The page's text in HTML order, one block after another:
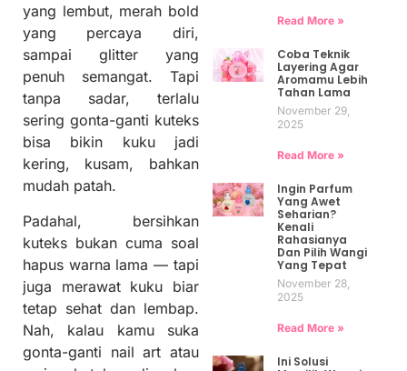
yang lembut, merah bold
yang percaya diri,
sampai glitter yang
penuh semangat. Tapi
tanpa sadar, terlalu
sering gonta-ganti kuteks
bisa bikin kuku jadi
kering, kusam, bahkan
mudah patah.
Padahal, bersihkan
kuteks bukan cuma soal
hapus warna lama — tapi
juga merawat kuku biar
tetap sehat dan lembap.
Nah, kalau kamu suka
gonta-ganti nail art atau
Read More »
Coba Teknik
Layering Agar
Aromamu Lebih
Tahan Lama
November 29,
2025
Read More »
Ingin Parfum
Yang Awet
Seharian?
Kenali
Rahasianya
Dan Pilih Wangi
Yang Tepat
November 28,
2025
Read More »
Ini Solusi